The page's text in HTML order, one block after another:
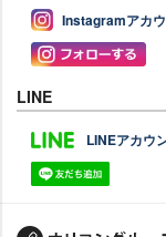
Instagramアカ
LINE
LINEアカウ